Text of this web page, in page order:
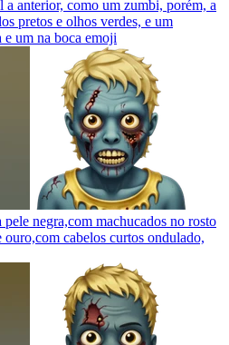
a anterior, como um zumbi, porém, a
pretos e olhos verdes, e um
e um na boca emoji
negra,com machucados no rosto
ouro,com cabelos curtos ondulado,